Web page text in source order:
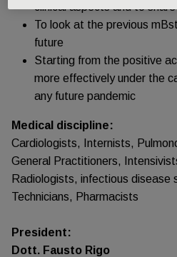
clinical aspects and to
To look at the previous
future
Starting from the positive
more effectively under the
any future pandemic
Medical discipline:
Cardiologists, Internists,
General Practitioners,
Radiologists, infectious disease
Technicians, Pharmacists
President:
Dott. Fausto Rigo